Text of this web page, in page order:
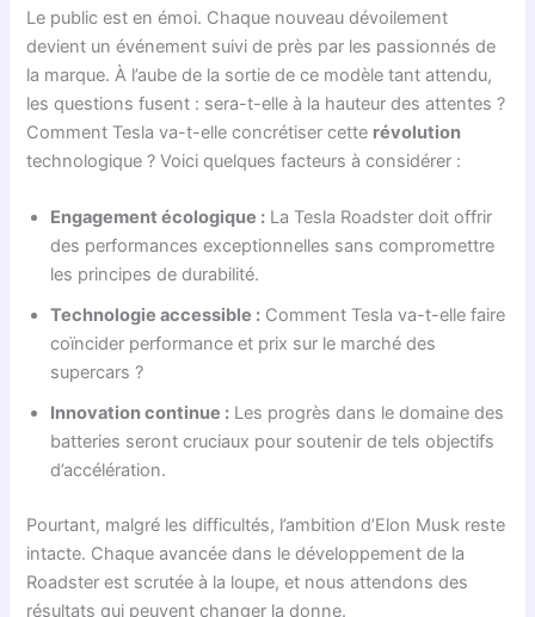
Le public est en émoi. Chaque nouveau dévoilement
devient un événement suivi de près par les passionnés de
la marque. À l’aube de la sortie de ce modèle tant attendu,
les questions fusent : sera-t-elle à la hauteur des attentes ?
Comment Tesla va-t-elle concrétiser cette révolution
technologique ? Voici quelques facteurs à considérer :
Engagement écologique : La Tesla Roadster doit offrir
des performances exceptionnelles sans compromettre
les principes de durabilité.
Technologie accessible : Comment Tesla va-t-elle faire
coïncider performance et prix sur le marché des
supercars ?
Innovation continue : Les progrès dans le domaine des
batteries seront cruciaux pour soutenir de tels objectifs
d’accélération.
Pourtant, malgré les difficultés, l’ambition d’Elon Musk reste
intacte. Chaque avancée dans le développement de la
Roadster est scrutée à la loupe, et nous attendons des
résultats qui peuvent changer la donne.